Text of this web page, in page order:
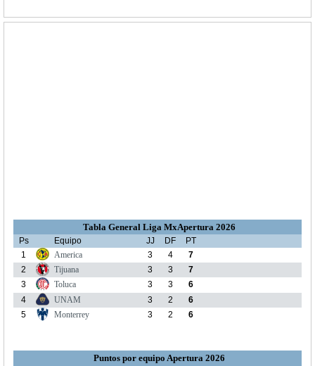
Tabla General Liga MxApertura 2026
Ps Equipo JJ DF
PT
1
America 3 4
7
2
Tijuana 3 3
7
3
Toluca 3 3
6
4
UNAM 3 2
6
5
Monterrey 3 2 6
Puntos por equipo Apertura 2026